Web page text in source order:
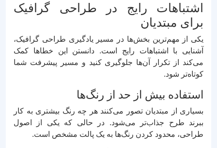
اشتباهات رایج در طراحی گرافیک
برای مبتدیان
یکی از مهم‌ترین بخش‌ها در مسیر یادگیری طراحی گرافیک،
آشنایی با اشتباهات رایج است. دانستن این خطاها کمک
می‌کند از تکرار آن‌ها جلوگیری کنید و مسیر پیشرفت شما
کوتاه‌تر شود.
استفاده بیش از حد از رنگ‌ها
بسیاری از مبتدیان تصور می‌کنند هر چه رنگ بیشتری به کار
ببرند طرح جذاب‌تر می‌شود. در حالی که یکی از اصول
طراحی، محدود کردن رنگ‌ها به یک پالت مشخص است.